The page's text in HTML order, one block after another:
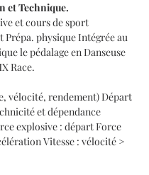
et Technique.
et cours de sport
Prépa. physique Intégrée au
le pédalage en Danseuse
Race.
vélocité, rendement) Départ
et dépendance
explosive : départ Force
Vitesse : vélocité >